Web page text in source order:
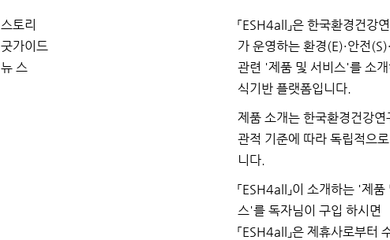
스토리
굿가이드
뉴 스
「ESH4all」은한국환경건강
가운영하는 환경(E)·안전
관련 '제품 및 서비스'를 소
식기반 플랫폼입니다.
제품 소개는 한국환경건강연
관적 기준에 따라 독립적으
니다.
「ESH4all」이 소개하는 '제품
스'를 독자님이구입하시면
「ESH4all」은 제휴사로부터